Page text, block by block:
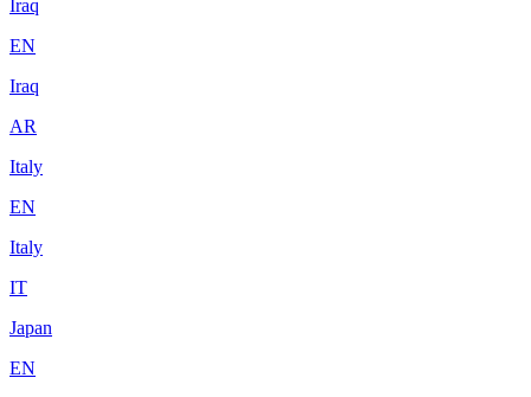
Iraq
EN
Iraq
AR
Italy
EN
Italy
IT
Japan
EN